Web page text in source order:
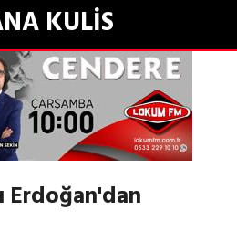
KULİS
Erdoğan'dan